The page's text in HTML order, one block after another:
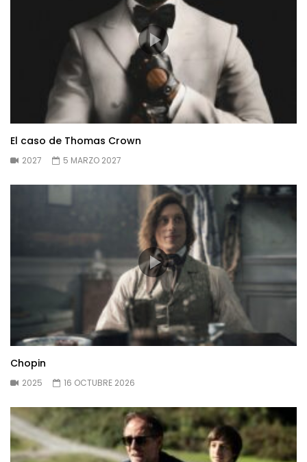
El caso de Thomas Crown
2027 5 MARZO 2027
Chopin
2025 16 OCTUBRE 2026